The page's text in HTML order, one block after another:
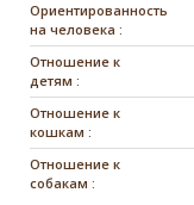
Ориентированность
на человека :
Отношение к
детям :
Отношение к
кошкам :
Отношение к
собакам :